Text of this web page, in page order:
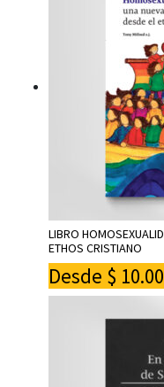
LIBRO
ETHOS CRISTIANO
Desde $